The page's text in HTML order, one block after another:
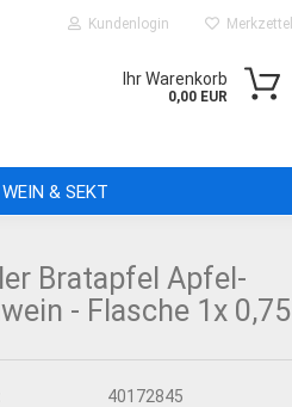
Kundenlogin Merkzettel
Ihr Warenkorb
0,00 EUR
WEIN & SEKT
Brat­ap­fel Ap­fel­
- Fla­sche 1x 0,75
40172845